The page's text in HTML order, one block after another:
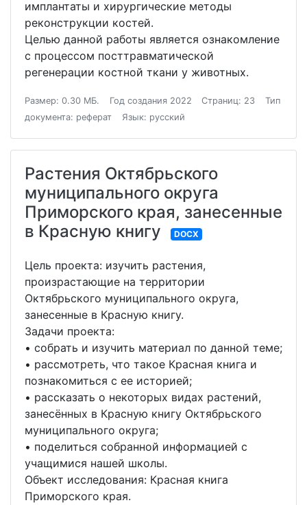
имплантаты и хирургические методы
реконструкции костей.
Целью данной работы является ознакомление
с процессом посттравматической
регенерации костной ткани у животных.
Размер: 0.30 МБ. Год создания 2022 Страниц: 23
Тип
документа: реферат
Язык: русский
Растения Октябрьского
муниципального округа
Приморского края, занесенные
в Красную книгу
DOCX
Цель проекта: изучить растения,
произрастающие на территории
Октябрьского муниципального округа,
занесенные в Красную книгу.
Задачи проекта:
• собрать и изучить материал по данной теме;
• рассмотреть, что такое Красная книга и
познакомиться с ее историей;
• рассказать о некоторых видах растений,
занесённых в Красную книгу Октябрьского
муниципального округа;
• поделиться собранной информацией с
учащимися нашей школы.
Объект исследования: Красная книга
Приморского края.